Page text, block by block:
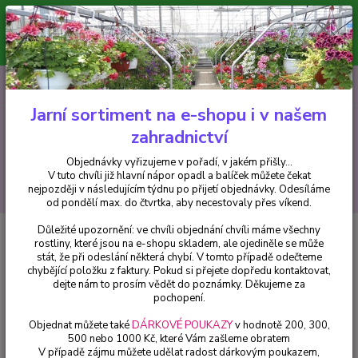
Minimální hodnota pro odeslání z e-shopu je 300 Kč.
V tuto chvíli již hlavní nápor objednávek opadl a balíček můžete čekat
nejpozději v následujícím týdnu po přijetí objednávky. Objednávky
vyřizujeme v pořadí, v jakém přišly...
CZK
Hledat
+420 602 223 614 0ks
za0 Kč
Pelargonie Pelargonie s vůní Mimosa - cena na prodejně
Pelargonie s vůní Mimosa - cena
na prodejně
Jarní sortiment na e-shopu i v našem
zahradnictví
Objednávky vyřizujeme v pořadí, v jakém přišly...
V tuto chvíli již hlavní nápor opadl a balíček můžete čekat
nejpozději v následujícím týdnu po přijetí objednávky. Odesíláme
od pondělí max. do čtvrtka, aby necestovaly přes víkend.
Důležité upozornění: ve chvíli objednání chvíli máme všechny
rostliny, které jsou na e-shopu skladem, ale ojediněle se může
stát, že při odeslání některá chybí. V tomto případě odečteme
chybějící položku z faktury. Pokud si přejete dopředu kontaktovat,
dejte nám to prosím vědět do poznámky. Děkujeme za
pochopení.
Objednat můžete takéDÁRKOVÉ POUKAZYv hodnotě 200, 300,
500 nebo 1000 Kč, které Vám zašleme obratem
V případě zájmu můžete udělat radost dárkovým poukazem,